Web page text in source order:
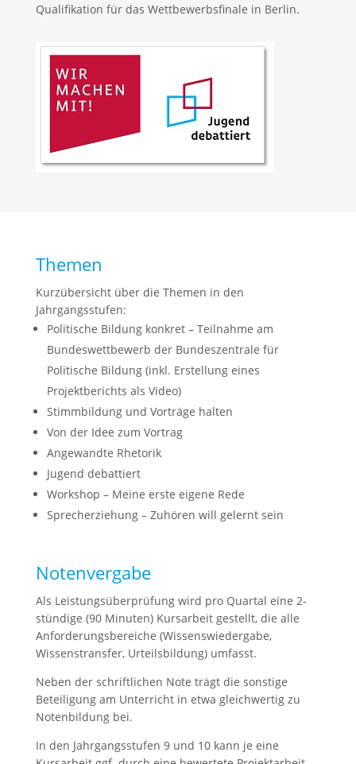
Qualifikation für das Wettbewerbsfinale in Berlin.
Themen
Kurzübersicht über die Themen in den
Jahrgangsstufen:
Politische Bildung konkret – Teilnahme am
Bundeswettbewerb der Bundeszentrale für
Politische Bildung (inkl. Erstellung eines
Projektberichts als Video)
Stimmbildung und Vorträge halten
Von der Idee zum Vortrag
Angewandte Rhetorik
Jugend debattiert
Workshop – Meine erste eigene Rede
Sprecherziehung – Zuhören will gelernt sein
Notenvergabe
Als Leistungsüberprüfung wird pro Quartal eine 2-
stündige (90 Minuten) Kursarbeit gestellt, die alle
Anforderungsbereiche (Wissenswiedergabe,
Wissenstransfer, Urteilsbildung) umfasst.
Neben der schriftlichen Note trägt die sonstige
Beteiligung am Unterricht in etwa gleichwertig zu
Notenbildung bei.
In den Jahrgangsstufen 9 und 10 kann je eine